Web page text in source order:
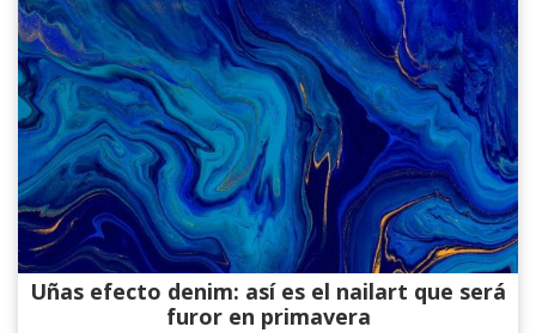
Uñas efecto denim: así es el nailart que será
furor en primavera